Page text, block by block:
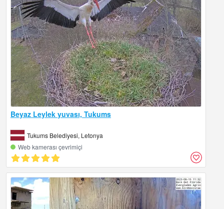
Beyaz Leylek yuvası, Tukums
Tukums Belediyesi, Letonya
Web kamerası çevrimiçi